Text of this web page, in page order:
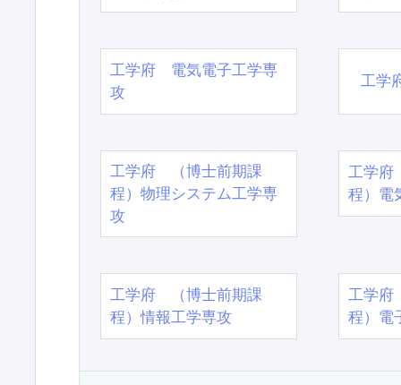
工学府 電気電子工学専
攻
工学
工学府 （博士前期課
程）物理システム工学専
攻
工学
程）電
工学府 （博士前期課
程）情報工学専攻
工学
程）電